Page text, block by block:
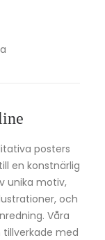
posters
en konstnärlig
unika motiv,
och
Våra
med